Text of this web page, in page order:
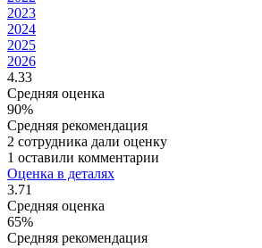
2023
2024
2025
2026
4.33
Средняя оценка
90%
Средняя рекомендация
2 сотрудника дали оценку
1 оставили комментарии
Оценка в деталях
3.71
Средняя оценка
65%
Средняя рекомендация